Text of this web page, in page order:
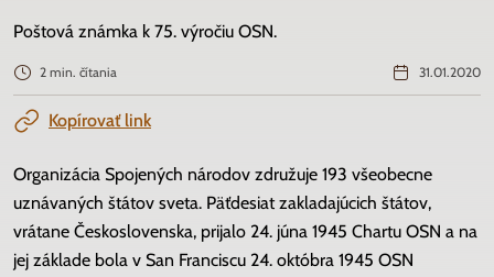
Poštová známka k 75. výročiu OSN.
2 min. čítania 31.01.2020
Kopírovať link
Organizácia Spojených národov združuje 193 všeobecne
uznávaných štátov sveta. Päťdesiat zakladajúcich štátov,
vrátane Československa, prijalo 24. júna 1945 Chartu OSN a na
jej základe bola v San Franciscu 24. októbra 1945 OSN